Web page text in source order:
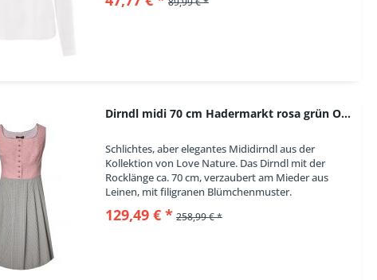
Dirndl midi 70 cm Hadermarkt rosa grün OHNE...
Schlichtes, aber elegantes Mididirndl aus der
Kollektion von Love Nature. Das Dirndl mit der
Rocklänge ca. 70 cm, verzaubert am Mieder aus
Leinen, mit filigranen Blümchenmuster.
Das Dekolleté ist mit einer grünen Paspel eingefasst.
Das...
129,49 € * 258,99 € *